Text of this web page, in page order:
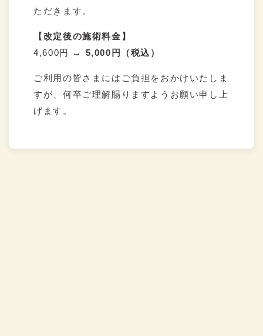
ただきます。
【改定後の施術料金】
4,600円 → 5,000円（税込）
ご利用の皆さまにはご負担をおかけいたしま
すが、何卒ご理解賜りますようお願い申し上
げます。